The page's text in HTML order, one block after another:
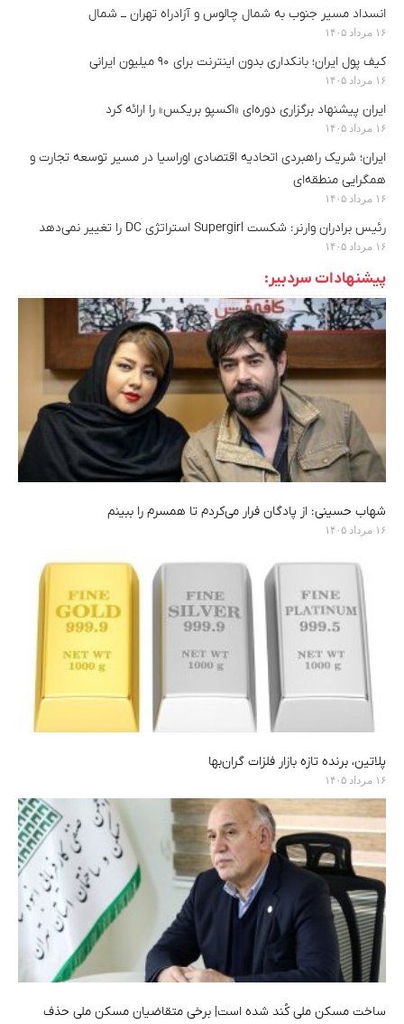
انسداد مسیر جنوب به شمال چالوس و آزادراه تهران ــ شمال
۱۶ مرداد ۱۴۰۵
کیف پول ایران؛ بانکداری بدون اینترنت برای ۹۰ میلیون ایرانی
۱۶ مرداد ۱۴۰۵
ایران پیشنهاد برگزاری دوره‌ای «اکسپو بریکس» را ارائه کرد
۱۶ مرداد ۱۴۰۵
ایران؛ شریک راهبردی اتحادیه اقتصادی اوراسیا در مسیر توسعه تجارت و
همگرایی منطقه‌ای
۱۶ مرداد ۱۴۰۵
رئیس برادران وارنر: شکست Supergirl استراتژی DC را تغییر نمی‌دهد
۱۶ مرداد ۱۴۰۵
پیشنهادات سردبیر:
شهاب حسینی: از پادگان فرار می‌کردم تا همسرم را ببینم
۱۶ مرداد ۱۴۰۵
پلاتین، برنده تازه بازار فلزات گران‌بها
۱۶ مرداد ۱۴۰۵
ساخت مسکن ملی کُند شده است| برخی متقاضیان مسکن ملی حذف